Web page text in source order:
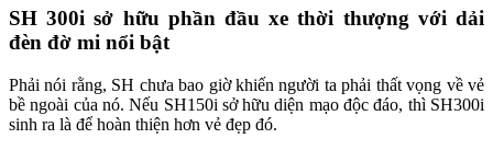
SH 300i sở hữu phần đầu xe thời thượng với dải
đèn đờ mi nổi bật
Phải nói rằng, SH chưa bao giờ khiến người ta phải thất vọng về vẻ
bề ngoài của nó. Nếu SH150i sở hữu diện mạo độc đáo, thì SH300i
sinh ra là để hoàn thiện hơn vẻ đẹp đó.